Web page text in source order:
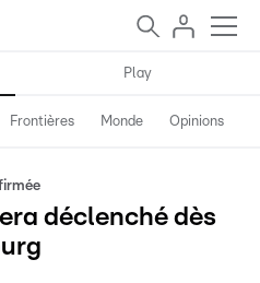
Play
Frontières Monde Opinions
déclenché dès